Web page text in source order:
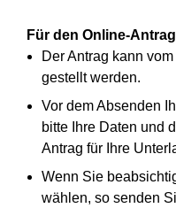
Für den Online-
Der Antrag kann
gestellt werden.
Vor dem Absenden
bitte Ihre Daten und
Antrag für Ihre
Wenn Sie
wählen, so senden